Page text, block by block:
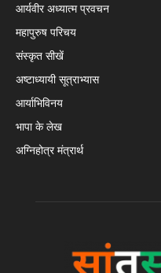
आर्यवीर अध्यात्म प्रवचन
महापुरुष परिचय
संस्कृत सीखें
अष्टाध्यायी सूत्राभ्यास
आर्याभिविनय
भापा के लेख
अग्निहोत्र मंत्रार्थ